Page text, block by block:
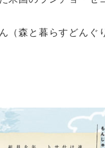
森と暮らすどんぐ